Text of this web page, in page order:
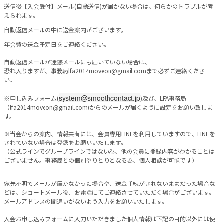
送信後【入会受付】メール(自動送信)が届かない場合は、何らかのトラブルが考
えられます。
自動返信メールの中に送金案内がございます。
年会費の送金予定日をご連絡ください。
自動返信メールが迷惑メールにも届いていない場合は、
恐れ入りますが、事務局lfa2014moveon@gmail.comまで必ずご連絡くださ
い。
※申し込みフォーム(system@smoothcontact.jp)及び、LFA事務局
（lfa2014moveon@gmail.com)からのメールが届くように設定をお願い致しま
す。
※当会からの案内、情報共有には、会員専用LINEを利用していますので、LINEを
されていない場合は登録をお願いいたします。
（公式ラインでグループラインではない為、他の会員に登録内容がわかることは
ございません。事務局との個別やりとりとなる為、個人相談が可能です）
宛先不明でメールが届かなかった場合や、送金手続がされないままだった場合な
どは、ショートメール後、お電話にてご連絡させていただく場合がございます。
メールアドレスの間違いがないよう入力をお願いいたします。
入会お申し込みフォームに入力いただきました個人情報は下記の目的以外には使